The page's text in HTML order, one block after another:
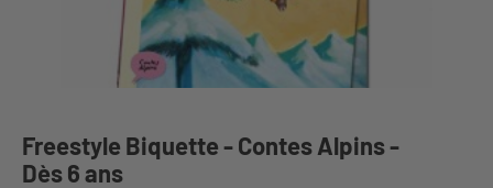
Freestyle Biquette - Contes Alpins -
Dès 6 ans